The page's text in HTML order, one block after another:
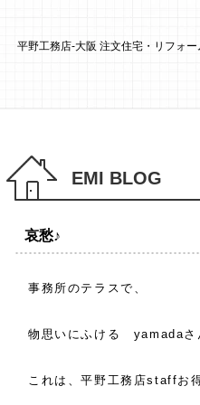
平野工務店-大阪 注文住宅・リフォ
EMI BLOG
哀愁♪
事務所のテラスで、
物思いにふける yamadaさ
これは、平野工務店staffお